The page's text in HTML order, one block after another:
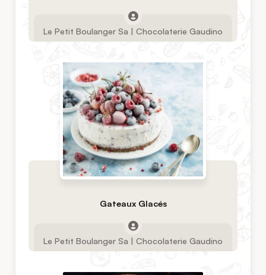
Le Petit Boulanger Sa | Chocolaterie Gaudino
Gateaux Glacés
Le Petit Boulanger Sa | Chocolaterie Gaudino